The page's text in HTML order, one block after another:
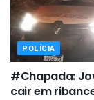
POLÍCIA
#Chapada:
cair em